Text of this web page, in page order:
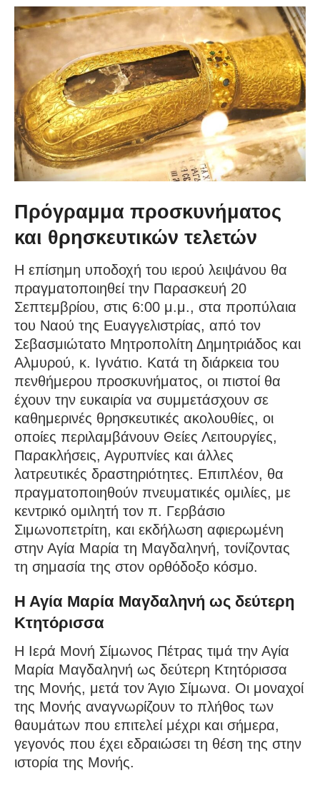
Πρόγραμμα προσκυνήματος
και θρησκευτικών τελετών
Η επίσημη υποδοχή του ιερού λειψάνου θα
πραγματοποιηθεί την Παρασκευή 20
Σεπτεμβρίου, στις 6:00 μ.μ., στα προπύλαια
του Ναού της Ευαγγελιστρίας, από τον
Σεβασμιώτατο Μητροπολίτη Δημητριάδος και
Αλμυρού, κ. Ιγνάτιο. Κατά τη διάρκεια του
πενθήμερου προσκυνήματος, οι πιστοί θα
έχουν την ευκαιρία να συμμετάσχουν σε
καθημερινές θρησκευτικές ακολουθίες, οι
οποίες περιλαμβάνουν Θείες Λειτουργίες,
Παρακλήσεις, Αγρυπνίες και άλλες
λατρευτικές δραστηριότητες. Επιπλέον, θα
πραγματοποιηθούν πνευματικές ομιλίες, με
κεντρικό ομιλητή τον π. Γερβάσιο
Σιμωνοπετρίτη, και εκδήλωση αφιερωμένη
στην Αγία Μαρία τη Μαγδαληνή, τονίζοντας
τη σημασία της στον ορθόδοξο κόσμο.
Η Αγία Μαρία Μαγδαληνή ως δεύτερη
Κτητόρισσα
Η Ιερά Μονή Σίμωνος Πέτρας τιμά την Αγία
Μαρία Μαγδαληνή ως δεύτερη Κτητόρισσα
της Μονής, μετά τον Άγιο Σίμωνα. Οι μοναχοί
της Μονής αναγνωρίζουν το πλήθος των
θαυμάτων που επιτελεί μέχρι και σήμερα,
γεγονός που έχει εδραιώσει τη θέση της στην
ιστορία της Μονής.